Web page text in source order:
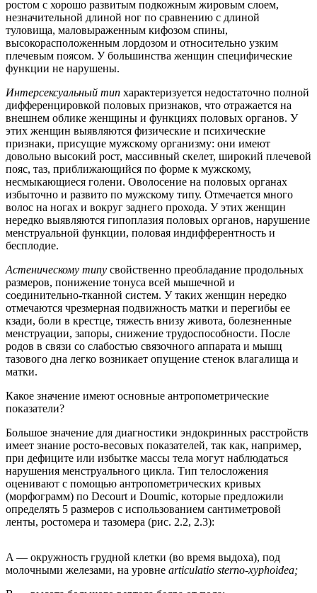
ростом с хорошо развитым подкожным жировым слоем,
незначительной длиной ног по сравнению с длиной
туловища, маловыраженным кифозом спины,
высокорасположенным лордозом и относительно узким
плечевым поясом. У большинства женщин специфические
функции не нарушены.
Интерсексуальный тип характеризуется недостаточно полной
дифференцировкой половых признаков, что отражается на
внешнем облике женщины и функциях половых органов. У
этих женщин выявляются физические и психические
признаки, присущие мужскому организму: они имеют
довольно высокий рост, массивный скелет, широкий плечевой
пояс, таз, приближающийся по форме к мужскому,
несмыкающиеся голени. Оволосение на половых органах
избыточно и развито по мужскому типу. Отмечается много
волос на ногах и вокруг заднего прохода. У этих женщин
нередко выявляются гипоплазия половых органов, нарушение
менструальной функции, половая индифферентность и
бесплодие.
Астеническому типу свойственно преобладание продольных
размеров, понижение тонуса всей мышечной и
соединительно-тканной систем. У таких женщин нередко
отмечаются чрезмерная подвижность матки и перегибы ее
кзади, боли в крестце, тяжесть внизу живота, болезненные
менструации, запоры, снижение трудоспособности. После
родов в связи со слабостью связочного аппарата и мышц
тазового дна легко возникает опущение стенок влагалища и
матки.
Какое значение имеют основные антропометрические
показатели?
Большое значение для диагностики эндокринных расстройств
имеет знание росто-весовых показателей, так как, например,
при дефиците или избытке массы тела могут наблюдаться
нарушения менструального цикла. Тип телосложения
оценивают с помощью антропометрических кривых
(морфограмм) по Decourt и Doumic, которые предложили
определять 5 размеров с использованием сантиметровой
ленты, ростомера и тазомера (рис. 2.2, 2.3):
A — окружность грудной клетки (во время выдоха), под
молочными железами, на уровне articulatio sterno-xyphoidea;